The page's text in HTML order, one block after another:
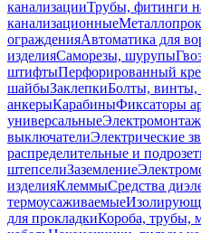
канализацииТрубы, фитинги
канализационные
огражденияАвтоматика для
изделияСаморезы, шурупы
штифтыПерфорированный
шайбыЗаклепкиБолты,
анкерыКарабиныФиксаторы
универсальные
выключателиЭлектрические
распределительные и
штепселиЗаземление
изделияКлеммыСредства
термоусаживаемые
для прокладкиКороба, трубы,